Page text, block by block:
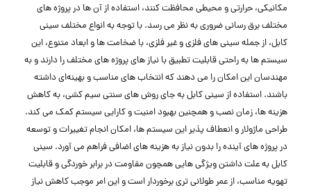
مکانیکی، حرارتی و محیطی محافظت کنند، استفاده از آن‌ ها در پروژه‌ های
مختلف برق ‌رسانی ضروری به نظر می ‌رسد. با توجه به انواع مختلف سینی
کابل، از جمله سینی‌ های فلزی و غیر فلزی، با ضخامت ‌ها و ابعاد متنوع، این
سیستم ‌ها به راحتی قابلیت تطبیق با نیاز های پروژه ‌های مختلف را دارند و به
مهندسان این امکان را می ‌دهند که انتخاب ‌های مناسب و بهینه‌ای داشته
باشند. استفاده از سینی کابل به جای روش‌ های سنتی سیم ‌کشی، به کاهش
هزینه ‌ها، زمان نصب و همچنین بهبود امنیت و کارایی سیستم کمک می ‌کند.
طراحی ماژولار و انعطاف ‌پذیر این سیستم‌ ها، امکان انجام تغییرات و توسعه
در پروژه‌ های آینده را بدون نیاز به هزینه‌ های اضافی فراهم می ‌آورد. سینی
کابل به علت داشتن ویژگی ‌هایی همچون مقاومت در برابر خوردگی و قابلیت
تهویه مناسب، از عمر طولانی ‌تری برخوردار است و این امر موجب کاهش نیاز